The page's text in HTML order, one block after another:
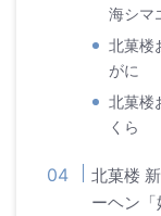
海シマ
北菓楼
がに
北菓楼
くら
北菓楼
ーヘン「